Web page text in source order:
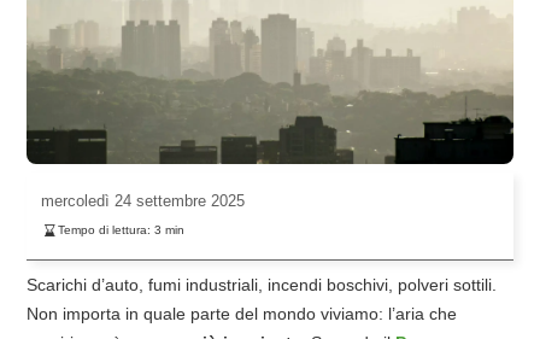
mercoledì 24 settembre 2025
Tempo di lettura:3 min
Scarichi d’auto, fumi industriali, incendi boschivi, polveri sottili.
Non importa in quale parte del mondo viviamo: l’aria che